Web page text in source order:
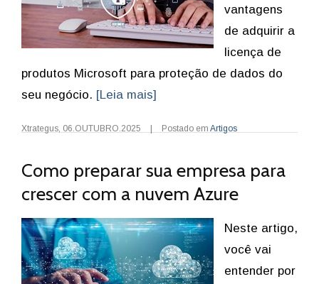
vantagens
de adquirir a
licença de
produtos Microsoft para proteção de dados do
seu negócio. [Leia mais]
Xtrategus, 06.OUTUBRO.2025 Postado em Artigos
Como preparar sua empresa para
crescer com a nuvem Azure
Neste artigo,
você vai
entender por